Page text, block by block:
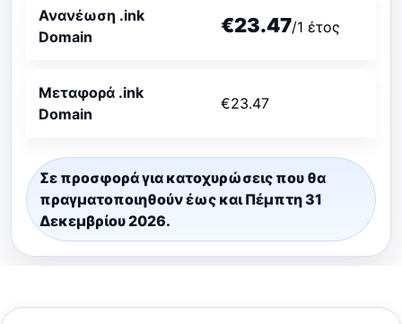
Ανανέωση .ink
Domain
€23.47/1 έτος
Μεταφορά .ink
Domain
€23.47
Σε προσφορά για κατοχυρώσεις που θα
πραγματοποιηθούν έως και Πέμπτη 31
Δεκεμβρίου 2026.